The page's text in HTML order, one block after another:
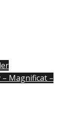
Magnificat –